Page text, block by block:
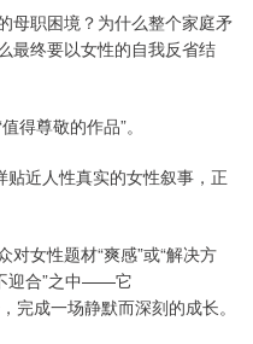
母职困境？为什么整个家庭矛
最终要以女性的自我反省结
得尊敬的作品”。
贴近人性真实的女性叙事，正
对女性题材“爽感”或“解决方
迎合”之中——它
完成一场静默而深刻的成长。